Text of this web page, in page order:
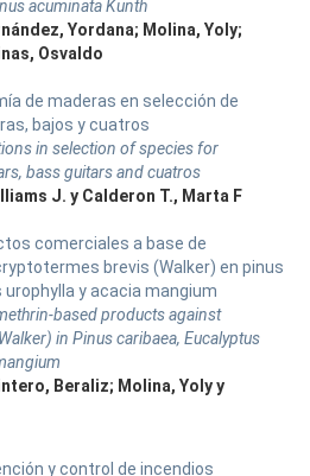
acuminata Kunth
Yordana; Molina, Yoly;
Osvaldo
de maderas en selección de
bajos y cuatros
in selection of species for
bass guitars and cuatros
J. y Calderon T., Marta F
comerciales a base de
brevis (Walker) en pinus
y acacia mangium
based products against
in Pinus caribaea, Eucalyptus
Beraliz; Molina, Yoly y
y control de incendios